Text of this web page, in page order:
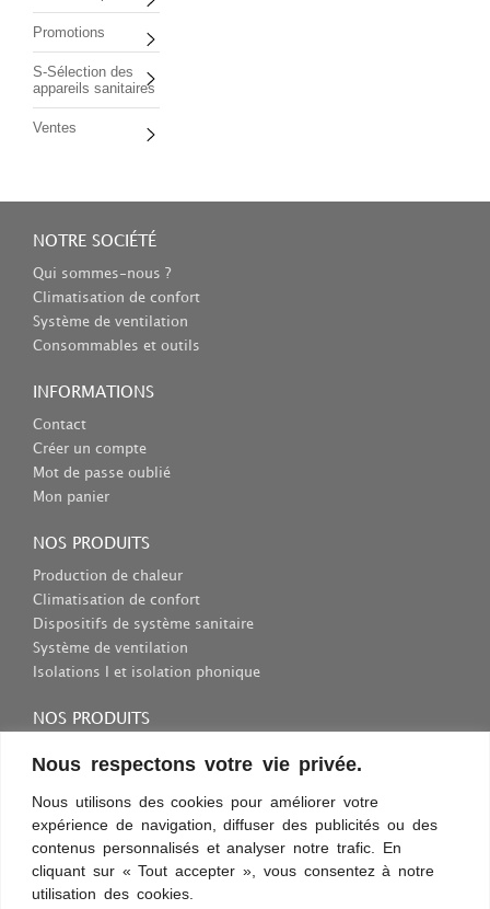
Nous respectons votre vie privée.
Nous utilisons des cookies pour améliorer votre
expérience de navigation, diffuser des publicités ou des
contenus personnalisés et analyser notre trafic. En
cliquant sur « Tout accepter », vous consentez à notre
utilisation des cookies.
Promotions
S-Sélection des
appareils sanitaires
Ventes
NOTRE SOCIÉTÉ
Qui sommes-nous ?
Climatisation de confort
Système de ventilation
Consommables et outils
INFORMATIONS
Contact
Créer un compte
Mot de passe oublié
Mon panier
NOS PRODUITS
Production de chaleur
Climatisation de confort
Dispositifs de système sanitaire
Système de ventilation
Isolations I et isolation phonique
NOS PRODUITS
Inscriptions et fixations
Protection au travail
Sélection des appareils sanitaires
Conditions d’utilisation